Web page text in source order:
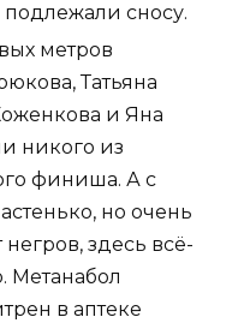
подлежали сносу.
метров
Татьяна
и Яна
никого из
финиша. А с
но очень
здесь всё-
Метанабол
в аптеке